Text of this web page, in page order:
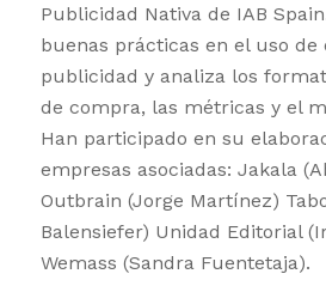
Publicidad Nativa de IAB
buenas prácticas en el uso de
publicidad y analiza los
de compra, las métricas y el
Han participado en su
empresas asociadas: Jakala
Outbrain (Jorge Martínez)
Balensiefer) Unidad Editorial
Wemass (Sandra Fuentetaja).